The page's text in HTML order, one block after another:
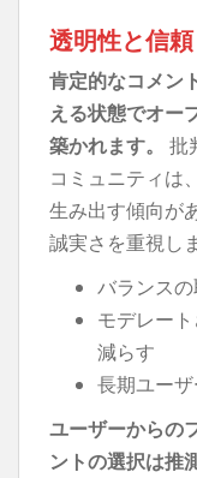
透明性と信頼
肯定的なコメン
える状態でオー
築かれます。
批
コミュニティは
生み出す傾向が
誠実さを重視し
バランス
モデレー
減らす
長期ユー
ユーザーからの
ントの選択は推